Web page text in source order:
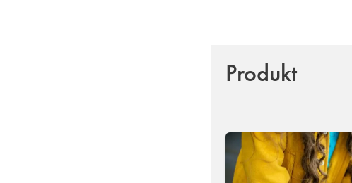
Produkt